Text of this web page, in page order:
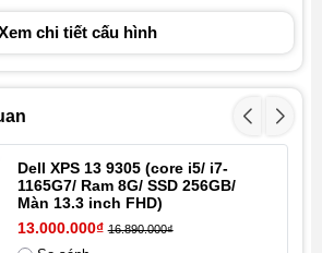
1x USB-A 3.2 Gen 1
4-Cell Battery, 64WHr (Integrated)
Window 11 bản quyền
chi tiết cấu hình
Dell XPS 13 9305 (core i5/ i7-
1165G7/ Ram 8G/ SSD 256GB/
Màn 13.3 inch FHD)
13.000.000₫ 16.890.000₫